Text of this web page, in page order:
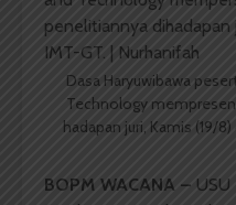
Dasa Haryuwibawa
Technology
hadapan juri, Kamis (19/
BOPM WACANA –